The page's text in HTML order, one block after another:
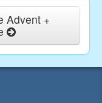
Advent +